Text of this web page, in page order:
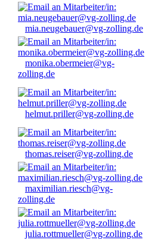
mia.neugebauer@vg-zolling.de
monika.obermeier@vg-
zolling.de
helmut.priller@vg-zolling.de
thomas.reiser@vg-zolling.de
maximilian.riesch@vg-
zolling.de
julia.rottmueller@vg-zolling.de